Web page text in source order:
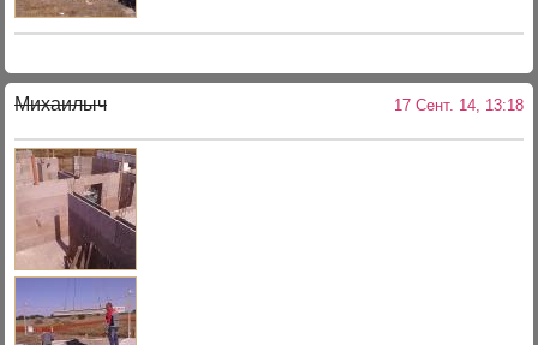
Михаилыч 17 Сент. 14, 13:18